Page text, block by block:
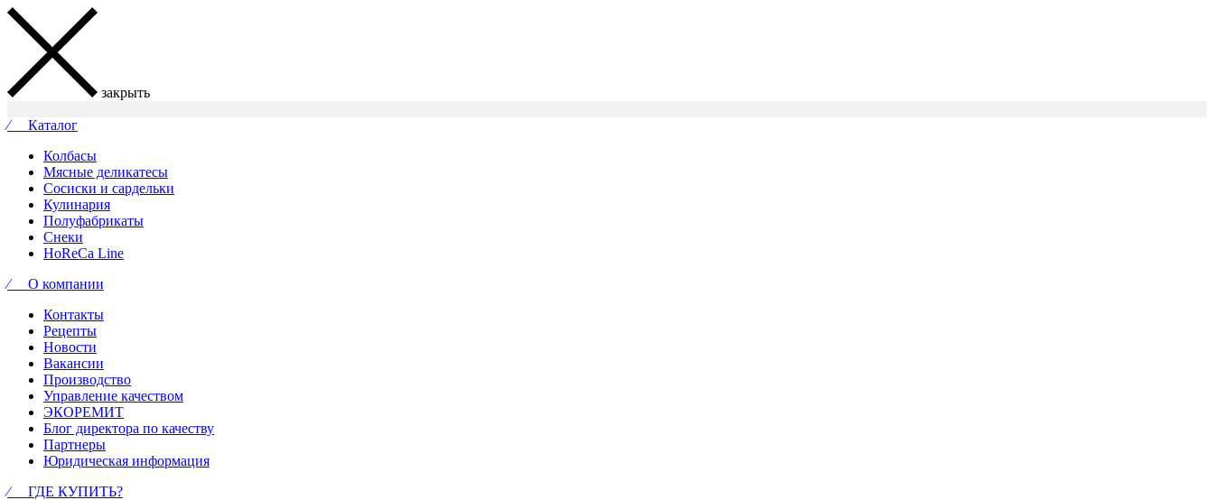
закрыть
⁄ Каталог
Колбасы
Мясные деликатесы
Сосиски и сардельки
Кулинария
Полуфабрикаты
Снеки
HoReCa Line
⁄ О компании
Контакты
Рецепты
Новости
Вакансии
Производство
Управление качеством
ЭКОРЕМИТ
Блог директора по качеству
Партнеры
Юридическая информация
⁄ ГДЕ КУПИТЬ?